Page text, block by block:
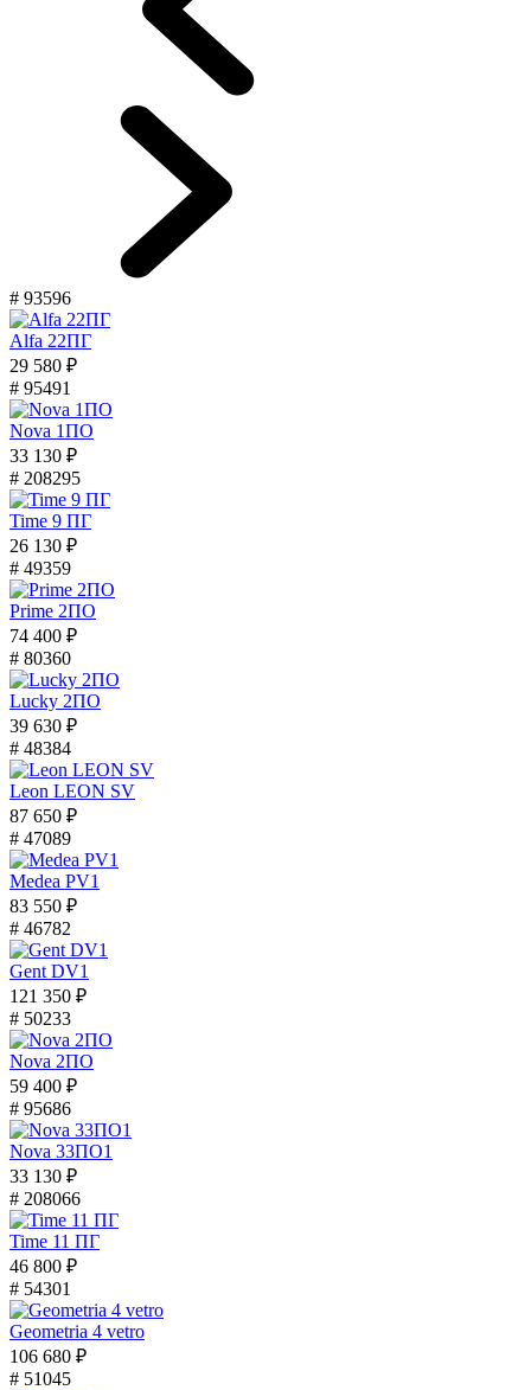
# 93596
Alfa 22ПГ
29 580 ₽
# 95491
Nova 1ПО
33 130 ₽
# 208295
Time 9 ПГ
26 130 ₽
# 49359
Prime 2ПО
74 400 ₽
# 80360
Lucky 2ПО
39 630 ₽
# 48384
Leon LEON SV
87 650 ₽
# 47089
Medea PV1
83 550 ₽
# 46782
Gent DV1
121 350 ₽
# 50233
Nova 2ПО
59 400 ₽
# 95686
Nova 33ПО1
33 130 ₽
# 208066
Time 11 ПГ
46 800 ₽
# 54301
Geometria 4 vetro
106 680 ₽
# 51045